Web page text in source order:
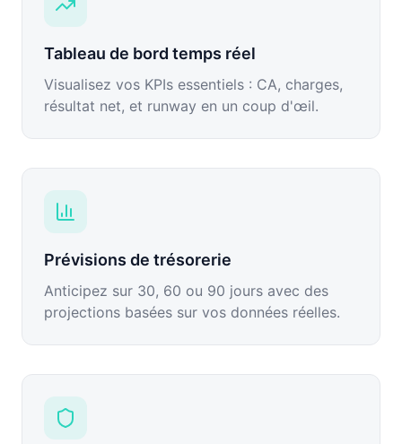
Tableau de bord temps réel
Visualisez vos KPIs essentiels : CA, charges,
résultat net, et runway en un coup d'œil.
Prévisions de trésorerie
Anticipez sur 30, 60 ou 90 jours avec des
projections basées sur vos données réelles.